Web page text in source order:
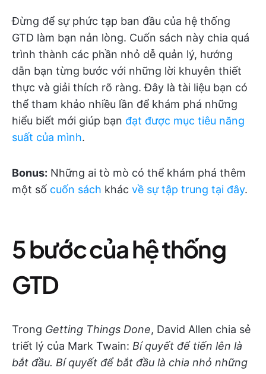
Đừng để sự phức tạp ban đầu của hệ thống
GTD làm bạn nản lòng. Cuốn sách này chia quá
trình thành các phần nhỏ dễ quản lý, hướng
dẫn bạn từng bước với những lời khuyên thiết
thực và giải thích rõ ràng. Đây là tài liệu bạn có
thể tham khảo nhiều lần để khám phá những
hiểu biết mới giúp bạn đạt được mục tiêu năng
suất của mình.
Bonus: Những ai tò mò có thể khám phá thêm
một số cuốn sách khác về sự tập trung tại đây.
5 bước của hệ thống
GTD
Trong Getting Things Done, David Allen chia sẻ
triết lý của Mark Twain: Bí quyết để tiến lên là
bắt đầu. Bí quyết để bắt đầu là chia nhỏ những